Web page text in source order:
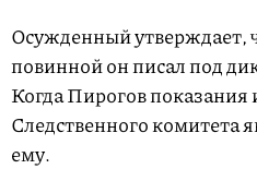
Осужденный утверждает,
повинной он писал под
Когда Пирогов
Следственного комитета
ему.